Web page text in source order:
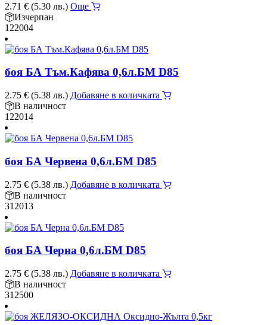
2.71 € (5.30 лв.) Още
Изчерпан
122004
боя БА Тъм.Кафява 0,6л.БМ D85
2.75 € (5.38 лв.) Добавяне в количката
В наличност
122014
боя БА Червена 0,6л.БМ D85
2.75 € (5.38 лв.) Добавяне в количката
В наличност
312013
боя БА Черна 0,6л.БМ D85
2.75 € (5.38 лв.) Добавяне в количката
В наличност
312500